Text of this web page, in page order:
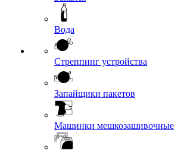
Вода
Стреппинг устройства
Запайщики пакетов
Машинки мешкозашивочные